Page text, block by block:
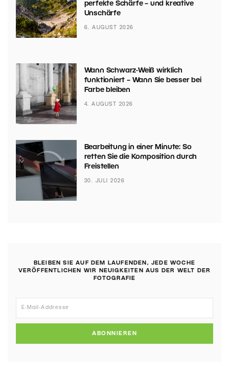
perfekte Schärfe – und kreative
Unschärfe
6. AUGUST 2026
Wann Schwarz-Weiß wirklich
funktioniert – Wann Sie besser bei
Farbe bleiben
4. AUGUST 2026
Bearbeitung in einer Minute: So
retten Sie die Komposition durch
Freistellen
30. JULI 2026
BLEIBEN SIE AUF DEM LAUFENDEN, JEDE WOCHE
VERÖFFENTLICHEN WIR NEUIGKEITEN AUS DER WELT DER
FOTOGRAFIE
ABONNIEREN